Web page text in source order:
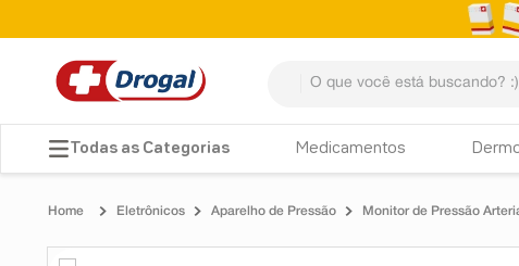
Medicamentos
Eletrônicos Aparelho de Pressão Monitor de Pressão
TERMOS MAIS BUSCADOS